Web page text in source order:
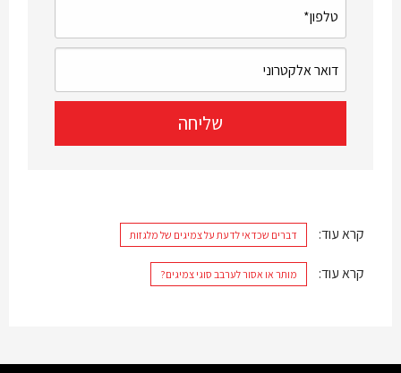
קרא עוד: דברים שכדאי לדעת על צמיגים של מלגזות
קרא עוד: מותר או אסור לערבב סוגי צמיגים?